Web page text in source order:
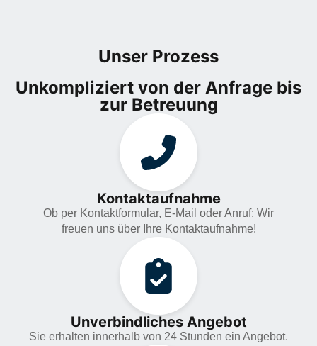
Unser Prozess
Unkompliziert von der Anfrage bis
zur Betreuung
Kontaktaufnahme
Ob per Kontaktformular, E-Mail oder Anruf: Wir
freuen uns über Ihre Kontaktaufnahme!
Unverbindliches Angebot
Sie erhalten innerhalb von 24 Stunden ein Angebot.